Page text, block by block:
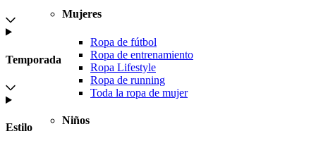
Mujeres
Ropa de fútbol
Ropa de entrenamiento
Ropa Lifestyle
Ropa de running
Toda la ropa de mujer
Niños
Temporada
Estilo